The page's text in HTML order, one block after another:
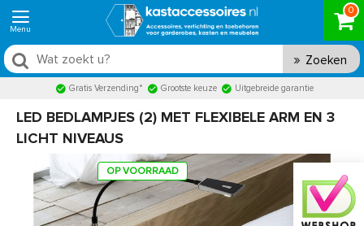
0
Zoeken
Gratis Verzending* Grootste keuze Uitgebreide garantie
LED BEDLAMPJES (2) MET FLEXIBELE ARM EN 3
LICHT NIVEAUS
OP VOORRAAD